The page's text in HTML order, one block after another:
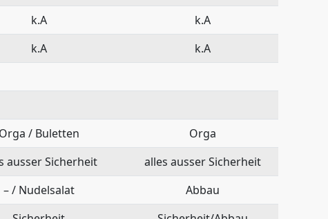
k.A
k.A
k.A
k.A
Orga / Buletten
Orga
ausser Sicherheit
alles ausser Sicherheit
– / Nudelsalat
Abbau